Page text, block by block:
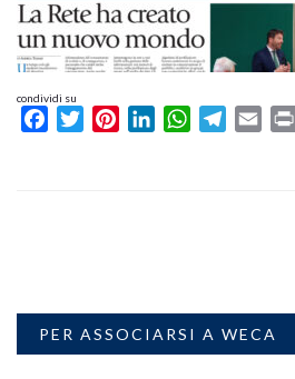
condividi su
FacebookTwitterPinterestLinkedInWhatsAppTelegram
Email
PER ASSOCIARSI A WECA